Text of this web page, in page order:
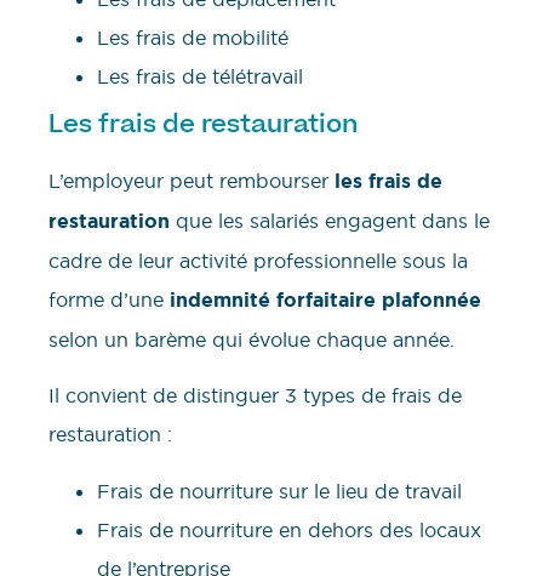
Les frais de mobilité
Les frais de télétravail
Les frais de restauration
L’employeur peut rembourser les frais de
restauration que les salariés engagent dans le
cadre de leur activité professionnelle sous la
forme d’une indemnité forfaitaire plafonnée
selon un barème qui évolue chaque année.
Il convient de distinguer 3 types de frais de
restauration :
Frais de nourriture sur le lieu de travail
Frais de nourriture en dehors des locaux
de l’entreprise